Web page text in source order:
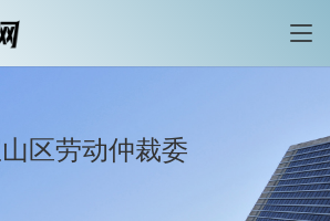
区劳动仲裁委